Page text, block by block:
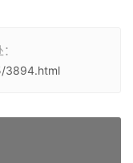
3894.html